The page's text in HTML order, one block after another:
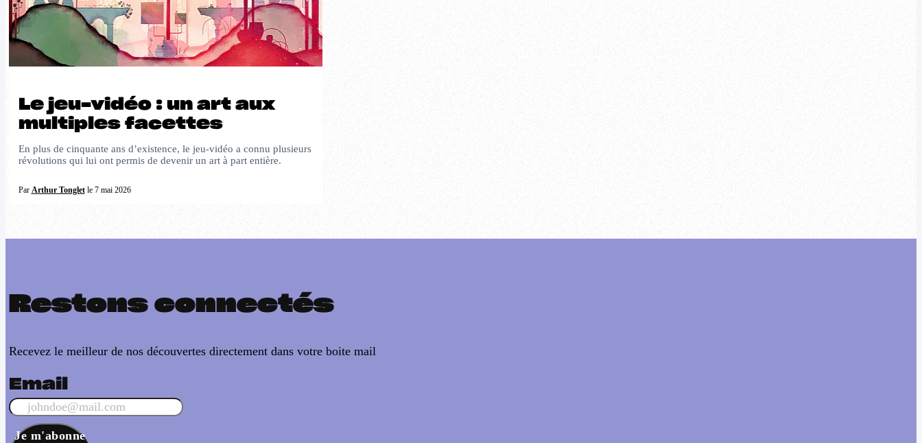
Le jeu-vidéo : un art aux
multiples facettes
En plus de cinquante ans d’existence, le jeu-vidéo a connu plusieurs
révolutions qui lui ont permis de devenir un art à part entière.
Par Arthur Tongletle 7 mai 2026
Restons connectés
Recevez le meilleur de nos découvertes directement dans votre boite mail
Email
Je m'abonne